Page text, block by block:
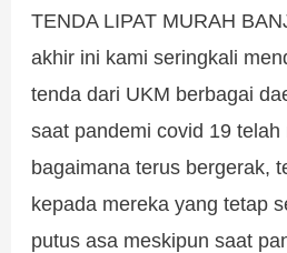
TENDA LIPAT MURAH
akhir ini kami seringkali
tenda dari UKM berbagai
saat pandemi covid 19 telah
bagaimana terus bergerak,
kepada mereka yang tetap
putus asa meskipun saat